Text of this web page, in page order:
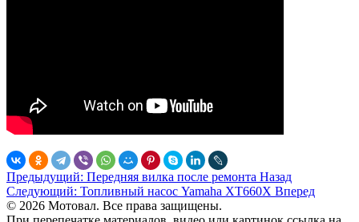
Предыдущий: Передняя вилка после ремонта Назад
Следующий: Топливный насос Yamaha XT660X Вперед
© 2026 Мотовал. Все права защищены.